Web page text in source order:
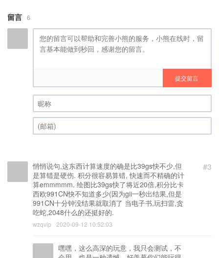
留言 6
提交留言
昵称 (必填)
#3
悄悄说句,这东西计算速度的确是比39gs快不少,但
是算错是硬伤. 积分很容易算错, 快速而不精确的计
算emmmmm. 绘图比39gs快了将近20倍,积分比卡
西欧991CN快不知道多少(因为gii一秒出结果,但是
991CN十分钟没结果就取消了 当电子书,玩扫雷,贪
吃蛇,2048什么的还挺好的.
wzqvip 2020-09-12 10:52:03
嘿嘿，这么高深的玩意，我只会测试，不